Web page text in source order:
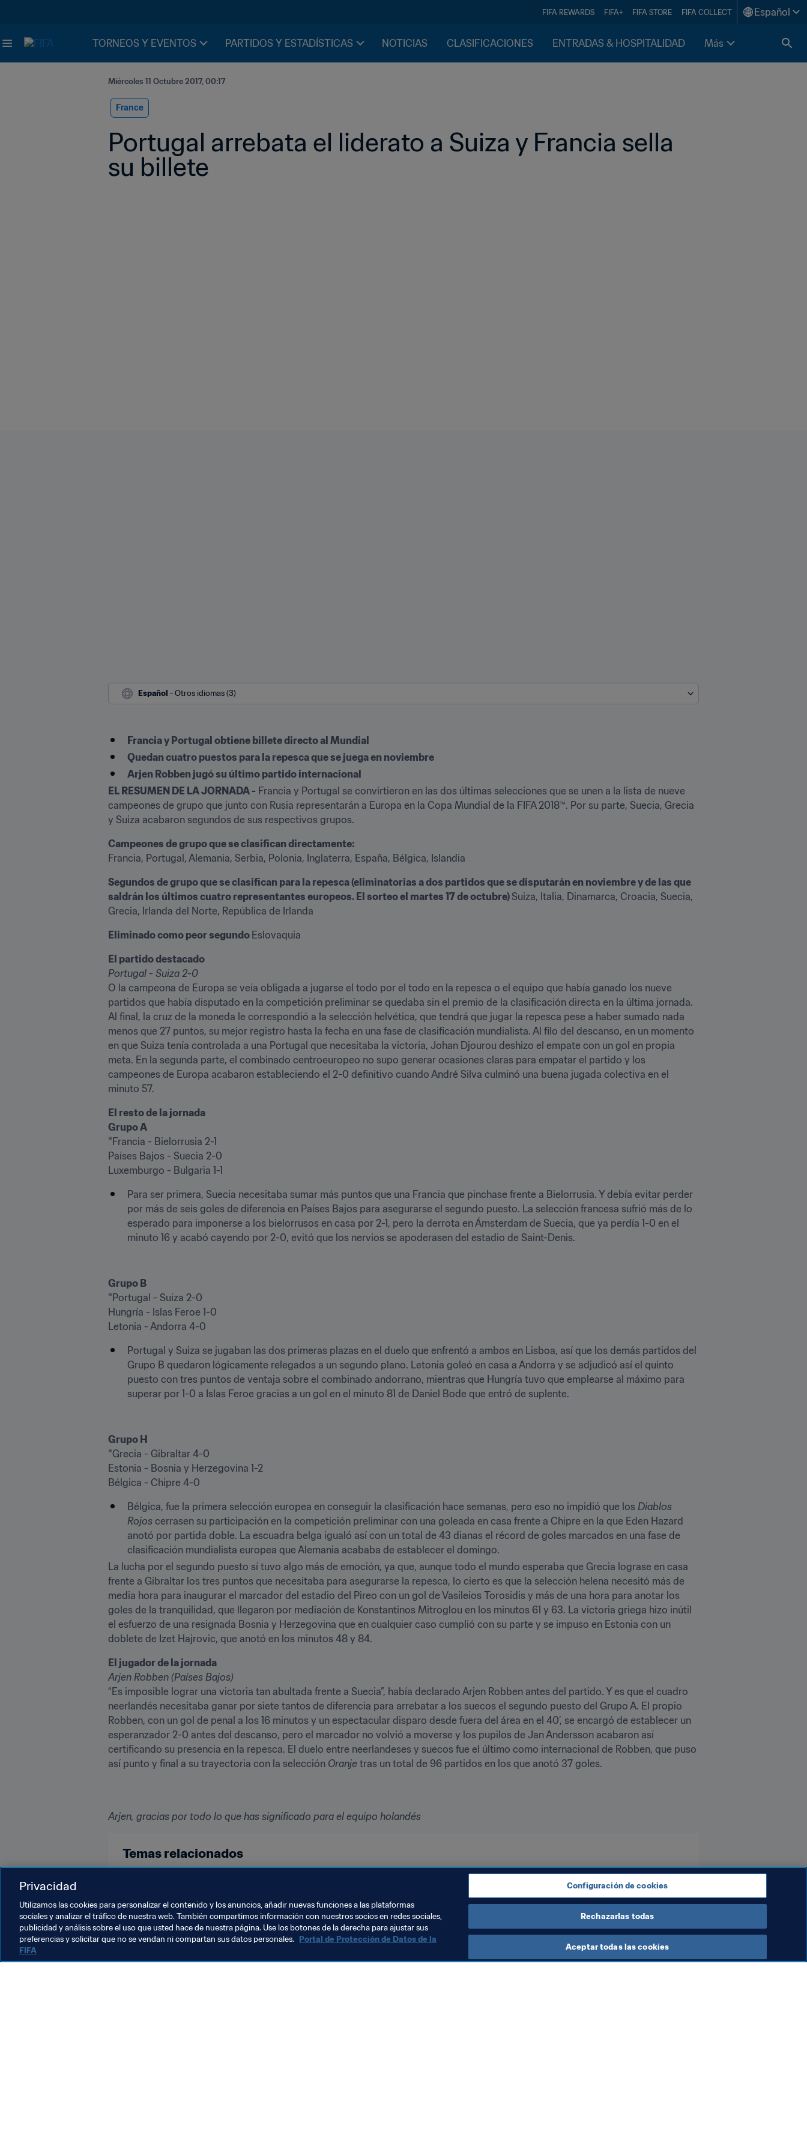
FIFA REWARDS FIFA+ FIFA STORE FIFA COLLECT Español
TORNEOS Y EVENTOS PARTIDOS Y ESTADÍSTICAS NOTICIAS CLASIFICACIONES ENTRADAS & HOSPITALIDAD Más
Miércoles 11 Octubre 2017, 00:17
France
Portugal arrebata el liderato a Suiza y Francia sella
su billete
Español - Otros idiomas (3)
Francia y Portugal obtiene billete directo al Mundial
Quedan cuatro puestos para la repesca que se juega en noviembre
Arjen Robben jugó su último partido internacional
EL RESUMEN DE LA JORNADA - Francia y Portugal se convirtieron en las dos últimas selecciones que se unen a la lista de nueve
campeones de grupo que junto con Rusia representarán a Europa en la Copa Mundial de la FIFA 2018™. Por su parte, Suecia, Grecia
y Suiza acabaron segundos de sus respectivos grupos.
Campeones de grupo que se clasifican directamente:
Francia, Portugal, Alemania, Serbia, Polonia, Inglaterra, España, Bélgica, Islandia
Segundos de grupo que se clasifican para la repesca (eliminatorias a dos partidos que se disputarán en noviembre y de las que
saldrán los últimos cuatro representantes europeos. El sorteo el martes 17 de octubre) Suiza, Italia, Dinamarca, Croacia, Suecia,
Grecia, Irlanda del Norte, República de Irlanda
Eliminado como peor segundo Eslovaquia
El partido destacado
Portugal - Suiza 2-0
O la campeona de Europa se veía obligada a jugarse el todo por el todo en la repesca o el equipo que había ganado los nueve
partidos que había disputado en la competición preliminar se quedaba sin el premio de la clasificación directa en la última jornada.
Al final, la cruz de la moneda le correspondió a la selección helvética, que tendrá que jugar la repesca pese a haber sumado nada
menos que 27 puntos, su mejor registro hasta la fecha en una fase de clasificación mundialista. Al filo del descanso, en un momento
en que Suiza tenía controlada a una Portugal que necesitaba la victoria, Johan Djourou deshizo el empate con un gol en propia
meta. En la segunda parte, el combinado centroeuropeo no supo generar ocasiones claras para empatar el partido y los
campeones de Europa acabaron estableciendo el 2-0 definitivo cuando André Silva culminó una buena jugada colectiva en el
minuto 57.
El resto de la jornada
Grupo A
*Francia - Bielorrusia 2-1
Países Bajos - Suecia 2-0
Luxemburgo - Bulgaria 1-1
Para ser primera, Suecia necesitaba sumar más puntos que una Francia que pinchase frente a Bielorrusia. Y debía evitar perder
por más de seis goles de diferencia en Países Bajos para asegurarse el segundo puesto. La selección francesa sufrió más de lo
esperado para imponerse a los bielorrusos en casa por 2-1, pero la derrota en Ámsterdam de Suecia, que ya perdía 1-0 en el
minuto 16 y acabó cayendo por 2-0, evitó que los nervios se apoderasen del estadio de Saint-Denis.
Grupo B
*Portugal - Suiza 2-0
Hungría - Islas Feroe 1-0
Letonia - Andorra 4-0
Portugal y Suiza se jugaban las dos primeras plazas en el duelo que enfrentó a ambos en Lisboa, así que los demás partidos del
Grupo B quedaron lógicamente relegados a un segundo plano. Letonia goleó en casa a Andorra y se adjudicó así el quinto
puesto con tres puntos de ventaja sobre el combinado andorrano, mientras que Hungría tuvo que emplearse al máximo para
superar por 1-0 a Islas Feroe gracias a un gol en el minuto 81 de Daniel Bode que entró de suplente.
Grupo H
*Grecia - Gibraltar 4-0
Estonia - Bosnia y Herzegovina 1-2
Bélgica - Chipre 4-0
Bélgica, fue la primera selección europea en conseguir la clasificación hace semanas, pero eso no impidió que los Diablos
Rojos cerrasen su participación en la competición preliminar con una goleada en casa frente a Chipre en la que Eden Hazard
anotó por partida doble. La escuadra belga igualó así con un total de 43 dianas el récord de goles marcados en una fase de
clasificación mundialista europea que Alemania acababa de establecer el domingo.
La lucha por el segundo puesto sí tuvo algo más de emoción, ya que, aunque todo el mundo esperaba que Grecia lograse en casa
frente a Gibraltar los tres puntos que necesitaba para asegurarse la repesca, lo cierto es que la selección helena necesitó más de
media hora para inaugurar el marcador del estadio del Pireo con un gol de Vasileios Torosidis y más de una hora para anotar los
goles de la tranquilidad, que llegaron por mediación de Konstantinos Mitroglou en los minutos 61 y 63. La victoria griega hizo inútil
el esfuerzo de una resignada Bosnia y Herzegovina que en cualquier caso cumplió con su parte y se impuso en Estonia con un
doblete de Izet Hajrovic, que anotó en los minutos 48 y 84.
El jugador de la jornada
Arjen Robben (Países Bajos)
“Es imposible lograr una victoria tan abultada frente a Suecia”, había declarado Arjen Robben antes del partido. Y es que el cuadro
neerlandés necesitaba ganar por siete tantos de diferencia para arrebatar a los suecos el segundo puesto del Grupo A. El propio
Robben, con un gol de penal a los 16 minutos y un espectacular disparo desde fuera del área en el 40’, se encargó de establecer un
esperanzador 2-0 antes del descanso, pero el marcador no volvió a moverse y los pupilos de Jan Andersson acabaron así
certificando su presencia en la repesca. El duelo entre neerlandeses y suecos fue el último como internacional de Robben, que puso
así punto y final a su trayectoria con la selección Oranje tras un total de 96 partidos en los que anotó 37 goles.
Arjen, gracias por todo lo que has significado para el equipo holandés
Temas relacionados
Privacidad
Utilizamos las cookies para personalizar el contenido y los anuncios, añadir nuevas funciones a las plataformas
sociales y analizar el tráfico de nuestra web. También compartimos información con nuestros socios en redes sociales,
publicidad y análisis sobre el uso que usted hace de nuestra página. Use los botones de la derecha para ajustar sus
preferencias y solicitar que no se vendan ni compartan sus datos personales. Portal de Protección de Datos de la
FIFA
Configuración de cookies
Rechazarlas todas
Aceptar todas las cookies